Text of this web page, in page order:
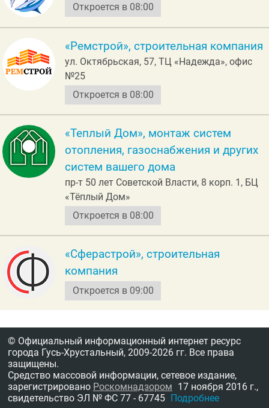
Откроется в 08:00
«Ремстрой», строительная компания
ул. Октябрьская, 57, ТЦ «Надежда», офис
№25
Откроется в 08:00
«Теплый Дом», монтаж систем
отопления, газоснабжения и других
систем вашего дома
пр-т 50 лет Советской Власти, 8 корп. 1, БЦ
«Тёплый Дом»
Откроется в 08:00
«Сферастрой», строительная
компания
Откроется в 09:00
© Официальный информационный интернет ресурс
города Гусь-Хрустальный, 2009-2026 гг. Все права
защищены.
Средство массовой информации, сетевое издание,
зарегистрировано Роскомнадзором 17 ноября 2016 г.,
свидетельство ЭЛ № ФС 77 - 67745 Подробнее